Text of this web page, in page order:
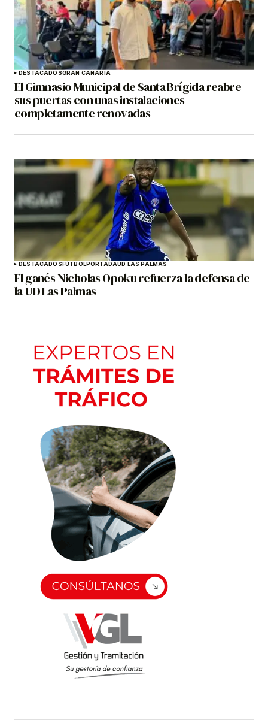
DESTACADOSGRAN CANARIA
El Gimnasio Municipal de Santa Brígida reabre
sus puertas con unas instalaciones
completamente renovadas
DESTACADOSFÚTBOLPORTADAUD LAS PALMAS
El ganés Nicholas Opoku refuerza la defensa de
la UD Las Palmas